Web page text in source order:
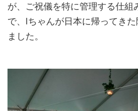
が、ご祝儀を特に管理する仕組
で、Iちゃんが日本に帰ってき
ました。